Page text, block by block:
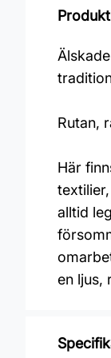
Rutan,
Här
alltid
en ljus,